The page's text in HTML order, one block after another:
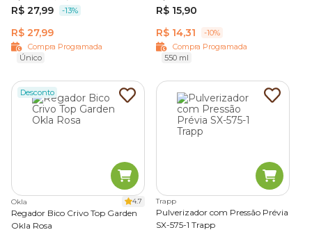
R$ 27,99 -13%
R$ 27,99
Compra Programada
Único
R$ 15,90
R$ 14,31
-10%
Compra Programada
550 ml
Desconto
Okla 4.7
Regador Bico Crivo Top Garden
Okla Rosa
Trapp
Pulverizador com Pressão Prévia
SX-575-1 Trapp